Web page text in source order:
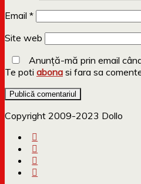
Email *
Site web
Anunță-mă prin email
Te poti abona si fara sa
Copyright 2009-2023 Dollo